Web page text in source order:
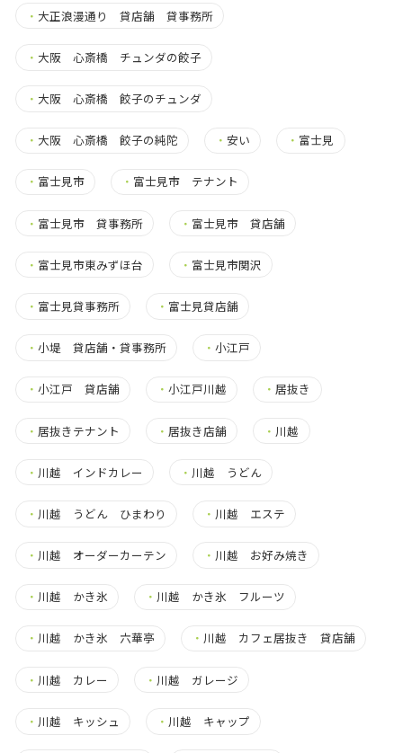
・ 大正浪漫通り 貸店舗 貸事務所
・ 大阪 心斎橋 チュンダの餃子
・ 大阪 心斎橋 餃子のチュンダ
・ 大阪 心斎橋 餃子の純陀 ・安い ・ 富士見
・ 富士見市 ・ 富士見市 テナント
・ 富士見市 貸事務所 ・ 富士見市 貸店舗
・ 富士見市東みずほ台 ・ 富士見市関沢
・ 富士見貸事務所 ・ 富士見貸店舗
・ 小堤 貸店舗・貸事務所 ・小江戸
・ 小江戸 貸店舗 ・小江戸川越 ・居抜き
・ 居抜きテナント ・ 居抜き店舗 ・ 川越
・ 川越 インドカレー ・ 川越 うどん
・ 川越 うどん ひまわり ・ 川越 エステ
・ 川越 オーダーカーテン ・ 川越 お好み焼き
・ 川越 かき氷 ・ 川越 かき氷 フルーツ
・ 川越 かき氷 六華亭 ・ 川越 カフェ居抜き 貸店舗
・ 川越 カレー ・ 川越 ガレージ
・ 川越 キッシュ ・ 川越 キャップ